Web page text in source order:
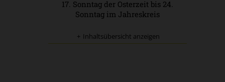
17. Sonntag der Osterzeit bis 24.
Sonntag im Jahreskreis
Inhaltsübersicht anzeigen